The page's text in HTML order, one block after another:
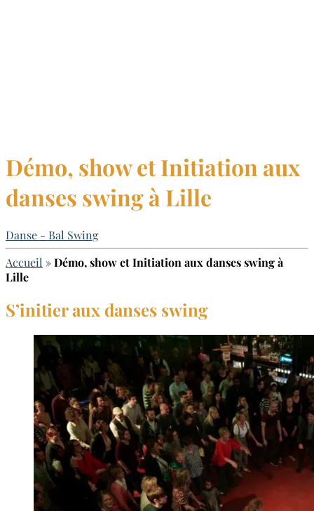
Démo, show et Initiation aux
danses swing à Lille
Danse - Bal Swing
Accueil »Démo, show et Initiation aux danses swing à
Lille
S’initier aux danses swing